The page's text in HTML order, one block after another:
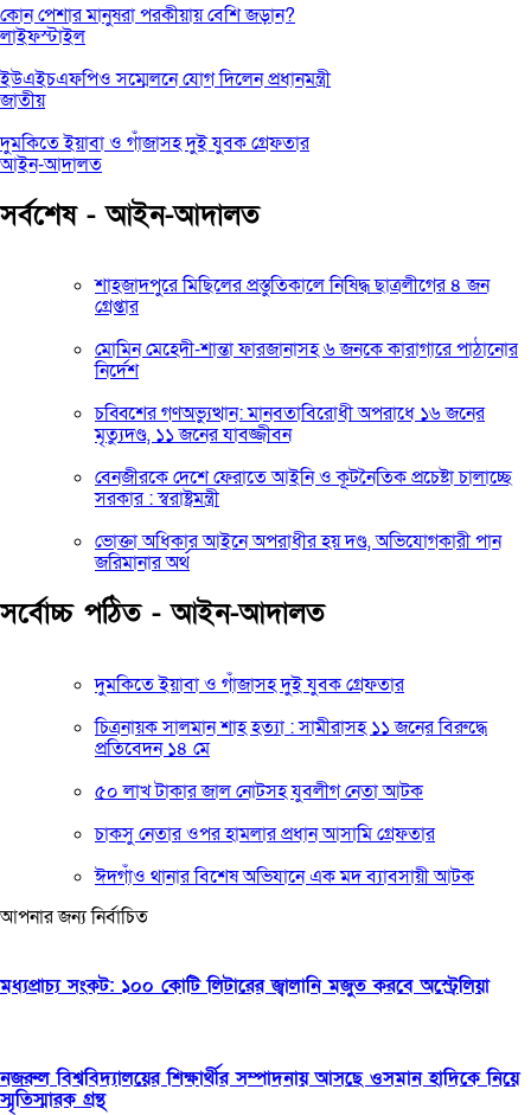
কোন পেশার মানুষরা পরকীয়ায় বেশি জড়ান?
লাইফস্টাইল
ইউএইচএফপিও সম্মেলনে যোগ দিলেন প্রধানমন্ত্রী
জাতীয়
দুমকিতে ইয়াবা ও গাঁজাসহ দুই যুবক গ্রেফতার
আইন-আদালত
সর্বশেষ - আইন-আদালত
শাহজাদপুরে মিছিলের প্রস্তুতিকালে নিষিদ্ধ ছাত্রলীগের ৪ জন
গ্রেপ্তার
মোমিন মেহেদী-শান্তা ফারজানাসহ ৬ জনকে কারাগারে পাঠানোর
নির্দেশ
চব্বিশের গণঅভ্যুত্থান: মানবতাবিরোধী অপরাধে ১৬ জনের
মৃত্যুদণ্ড, ১১ জনের যাবজ্জীবন
বেনজীরকে দেশে ফেরাতে আইনি ও কূটনৈতিক প্রচেষ্টা চালাচ্ছে
সরকার : স্বরাষ্ট্রমন্ত্রী
ভোক্তা অধিকার আইনে অপরাধীর হয় দণ্ড, অভিযোগকারী পান
জরিমানার অর্থ
সর্বোচ্চ পঠিত - আইন-আদালত
দুমকিতে ইয়াবা ও গাঁজাসহ দুই যুবক গ্রেফতার
চিত্রনায়ক সালমান শাহ হত্যা : সামীরাসহ ১১ জনের বিরুদ্ধে
প্রতিবেদন ১৪ মে
৫০ লাখ টাকার জাল নোটসহ যুবলীগ নেতা আটক
চাকসু নেতার ওপর হামলার প্রধান আসামি গ্রেফতার
ঈদগাঁও থানার বিশেষ অভিযানে এক মদ ব্যাবসায়ী আটক
আপনার জন্য নির্বাচিত
মধ্যপ্রাচ্য সংকট: ১০০ কোটি লিটারের জ্বালানি মজুত করবে অস্ট্রেলিয়া
নজরুল বিশ্ববিদ্যালয়ের শিক্ষার্থীর সম্পাদনায় আসছে ওসমান হাদিকে নিয়ে
স্মৃতিস্মারক গ্রন্থ